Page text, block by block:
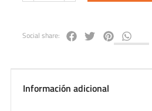
Social share:
Información adicional